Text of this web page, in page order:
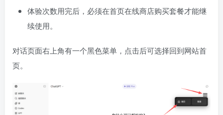
体验次数用完后，必须在首页在线商店购买套餐才能继
续使用。
对话页面右上角有一个黑色菜单，点击后可选择回到网站首
页。